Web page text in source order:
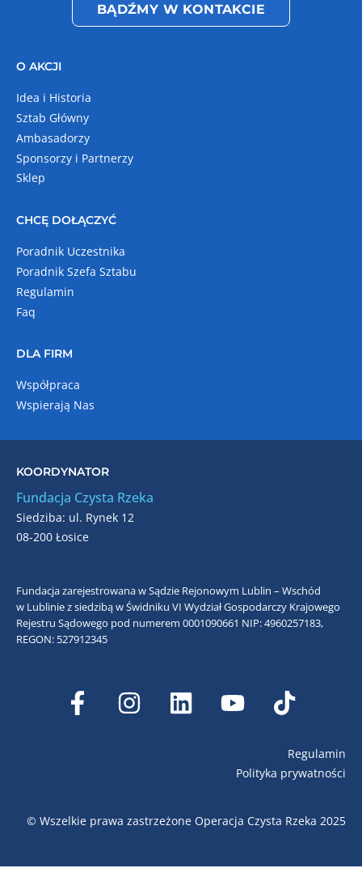
BĄDŹMY W KONTAKCIE
O AKCJI
Idea i Historia
Sztab Główny
Ambasadorzy
Sponsorzy i Partnerzy
Sklep
CHCĘ DOŁĄCZYĆ
Poradnik Uczestnika
Poradnik Szefa Sztabu
Regulamin
Faq
DLA FIRM
Współpraca
Wspierają Nas
KOORDYNATOR
Fundacja Czysta Rzeka
Siedziba: ul. Rynek 12
08-200 Łosice
Fundacja zarejestrowana w Sądzie Rejonowym Lublin – Wschód
w Lublinie z siedzibą w Świdniku VI Wydział Gospodarczy Krajowego
Rejestru Sądowego pod numerem 0001090661 NIP: 4960257183,
REGON: 527912345
Regulamin
Polityka prywatności
© Wszelkie prawa zastrzeżone Operacja Czysta Rzeka 2025